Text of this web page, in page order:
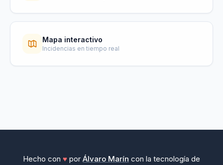
Mapa interactivo
Incidencias en tiempo real
Hecho con ♥ por Álvaro Marín con la tecnología de